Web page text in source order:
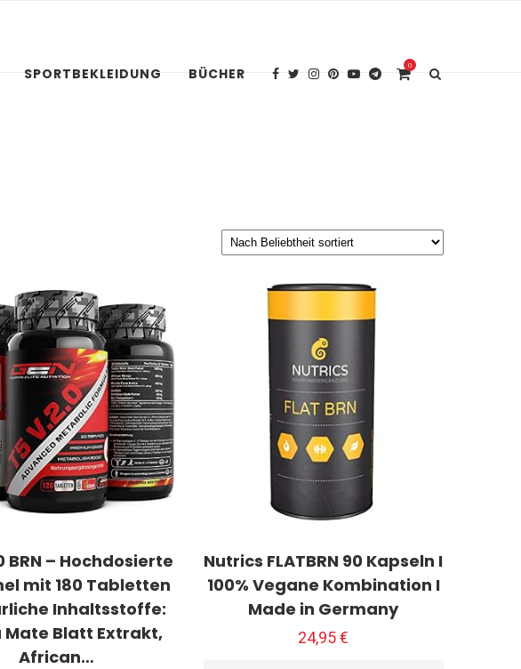
SPORTBEKLEIDUNG BÜCHER 0
BRN – Hochdosierte
mit 180 Tabletten
Inhaltsstoffe:
Mate Blatt Extrakt,
African…
Nutrics FLATBRN 90 Kapseln I
100% Vegane Kombination I
Made in Germany
24,95€